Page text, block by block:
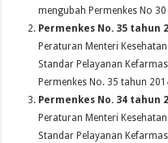
mengubah Permenkes No
Permenkes No. 35 tahun
Peraturan Menteri
Standar Pelayanan
Permenkes No. 35 tahun
Permenkes No. 34 tahun
Peraturan Menteri
Standar Pelayanan